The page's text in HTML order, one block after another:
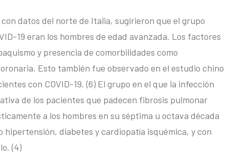
datos del norte de Italia, sugirieron que el grupo
19 eran los hombres de edad avanzada. Los factores
y presencia de comorbilidades como
Esto también fue observado en el estudio chino
con COVID-19. (6) El grupo en el que la infección
de los pacientes que padecen fibrosis pulmonar
a los hombres en su séptima u octava década
diabetes y cardiopatía isquémica, y con
(4)